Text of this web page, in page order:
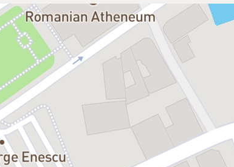
pot fi consultate pe pagina web oficială a
www.facebook.com/TeatrulAvangardia